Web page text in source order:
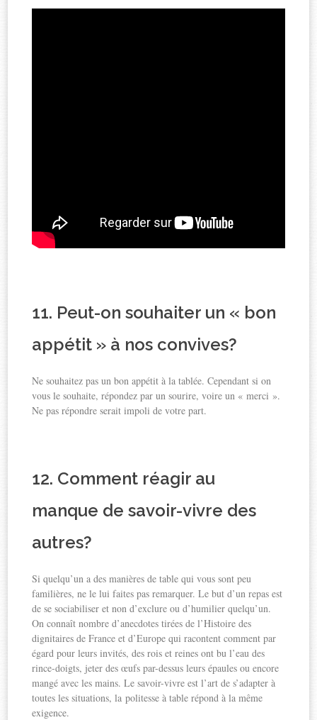
11. Peut-on souhaiter un « bon
appétit » à nos convives?
Ne souhaitez pas un bon appétit à la tablée. Cependant si on
vous le souhaite, répondez par un sourire, voire un « merci ».
Ne pas répondre serait impoli de votre part.
12. Comment réagir au
manque de savoir-vivre des
autres?
Si quelqu’un a des manières de table qui vous sont peu
familières, ne le lui faites pas remarquer. Le but d’un repas est
de se sociabiliser et non d’exclure ou d’humilier quelqu’un.
On connaît nombre d’anecdotes tirées de l’Histoire des
dignitaires de France et d’Europe qui racontent comment par
égard pour leurs invités, des rois et reines ont bu l’eau des
rince-doigts, jeter des œufs par-dessus leurs épaules ou encore
mangé avec les mains. Le savoir-vivre est l’art de s’adapter à
toutes les situations, la politesse à table répond à la même
exigence.